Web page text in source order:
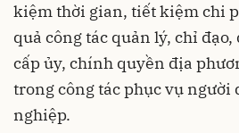
kiệm thời gian, tiết kiệm chi
quả công tác quản lý, chỉ
cấp ủy, chính quyền địa
trong công tác phục vụ người
nghiệp.